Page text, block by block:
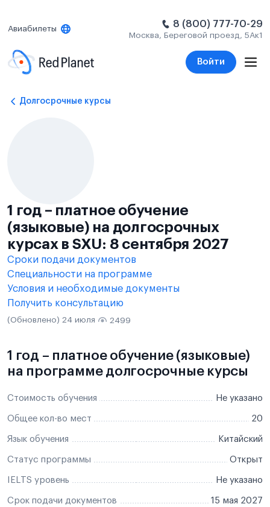
Авиабилеты 8 (800) 777-70-29
Москва, Береговой проезд, 5Ак1
Войти
Долгосрочные курсы
1 год – платное обучение
(языковые) на долгосрочных
курсах в SXU: 8 сентября 2027
Сроки подачи документов
Специальности на программе
Условия и необходимые документы
Получить консультацию
(Обновлено) 24 июля 2499
1 год – платное обучение (языковые)
на программе долгосрочные курсы
Стоимость обучения Не указано
Общее кол-во мест 20
Язык обучения Китайский
Статус программы Открыт
IELTS уровень Не указано
Срок подачи документов 15 мая 2027